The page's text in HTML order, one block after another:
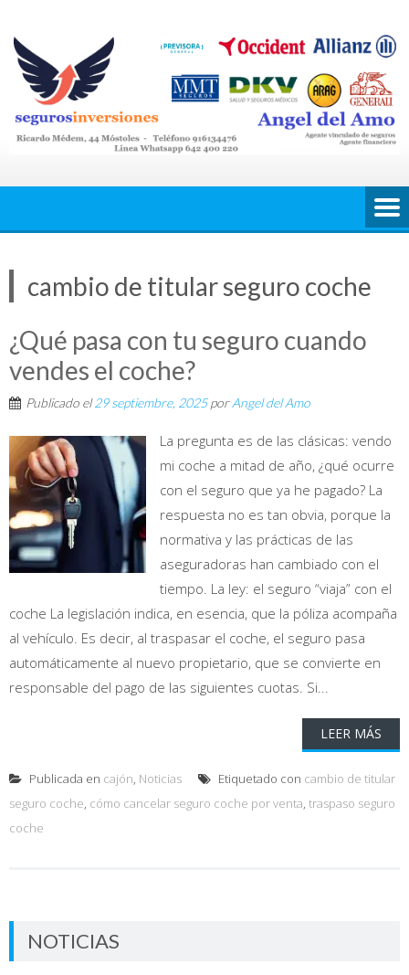
contenido
cambio de titular seguro coche
¿Qué pasa con tu seguro cuando
vendes el coche?
Publicado el29 septiembre, 2025porAngel del Amo
La pregunta es de las clásicas: vendo
mi coche a mitad de año, ¿qué ocurre
con el seguro que ya he pagado? La
respuesta no es tan obvia, porque la
normativa y las prácticas de las
aseguradoras han cambiado con el
tiempo. La ley: el seguro “viaja” con el
coche La legislación indica, en esencia, que la póliza acompaña
al vehículo. Es decir, al traspasar el coche, el seguro pasa
automáticamente al nuevo propietario, que se convierte en
responsable del pago de las siguientes cuotas. Si...
LEER MÁS
Publicada en cajón, Noticias Etiquetado con cambio de titular
seguro coche, cómo cancelar seguro coche por venta, traspaso seguro
coche
NOTICIAS